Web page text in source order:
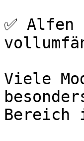
✅ Alfen
Viele
Bereich